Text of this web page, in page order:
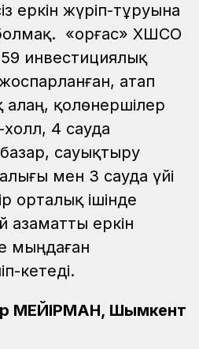
еркін жүріп-тұруына
«Қорғас» ХШСО
инвестициялық
атап
алаң, қолөнершілер
4 сауда
сауықтыру
мен 3 сауда үйі
орталық ішінде
азаматты еркін
мыңдаған
кетеді.
МЕЙІРМАН, Шымкент